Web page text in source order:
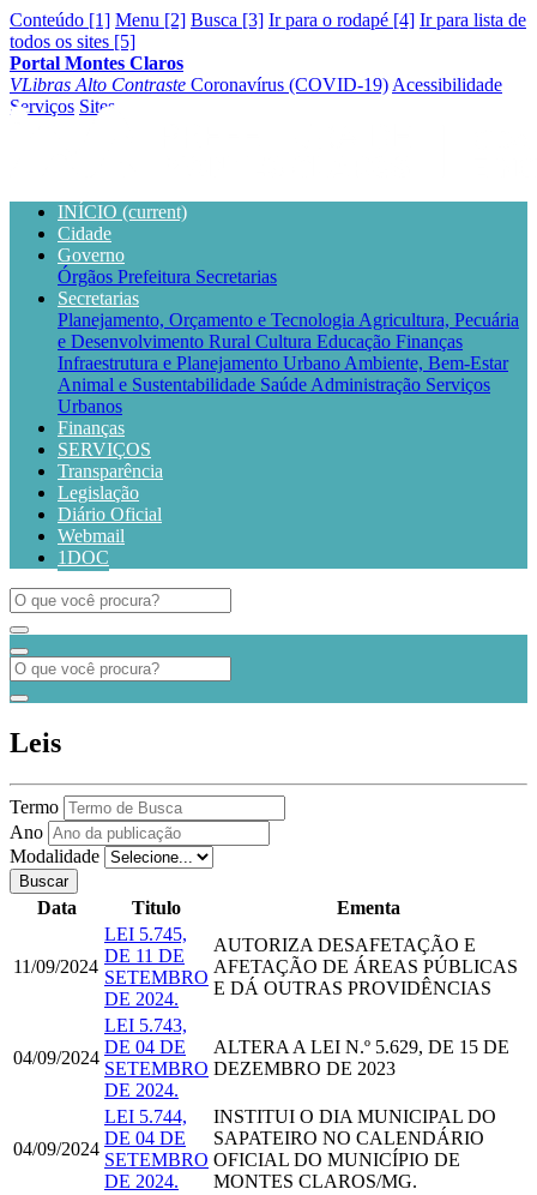
Conteúdo [1] Menu [2] Busca [3] Ir para o rodapé [4] Ir para lista de
todos os sites [5]
Portal Montes Claros
VLibras Alto Contraste Coronavírus (COVID-19) Acessibilidade
Serviços Sites
INÍCIO (current)
Cidade
Governo
Órgãos Prefeitura Secretarias
Secretarias
Planejamento, Orçamento e Tecnologia Agricultura, Pecuária
e Desenvolvimento Rural Cultura Educação Finanças
Infraestrutura e Planejamento Urbano Ambiente, Bem-Estar
Animal e Sustentabilidade Saúde Administração Serviços
Urbanos
Finanças
SERVIÇOS
Transparência
Legislação
Diário Oficial
Webmail
1DOC
Leis
Termo
Ano
Modalidade
Buscar
Data Titulo Ementa
11/09/2024
LEI 5.745,
DE 11 DE
SETEMBRO
DE 2024.
AUTORIZA DESAFETAÇÃO E
AFETAÇÃO DE ÁREAS PÚBLICAS
E DÁ OUTRAS PROVIDÊNCIAS
04/09/2024
LEI 5.743,
DE 04 DE
SETEMBRO
DE 2024.
ALTERA A LEI N.º 5.629, DE 15 DE
DEZEMBRO DE 2023
04/09/2024
LEI 5.744,
DE 04 DE
SETEMBRO
DE 2024.
INSTITUI O DIA MUNICIPAL DO
SAPATEIRO NO CALENDÁRIO
OFICIAL DO MUNICÍPIO DE
MONTES CLAROS/MG.